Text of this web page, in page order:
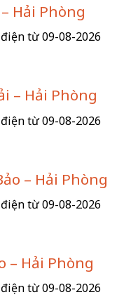
Hải Phòng
từ 09-08-2026
– Hải Phòng
từ 09-08-2026
– Hải Phòng
từ 09-08-2026
– Hải Phòng
từ 09-08-2026